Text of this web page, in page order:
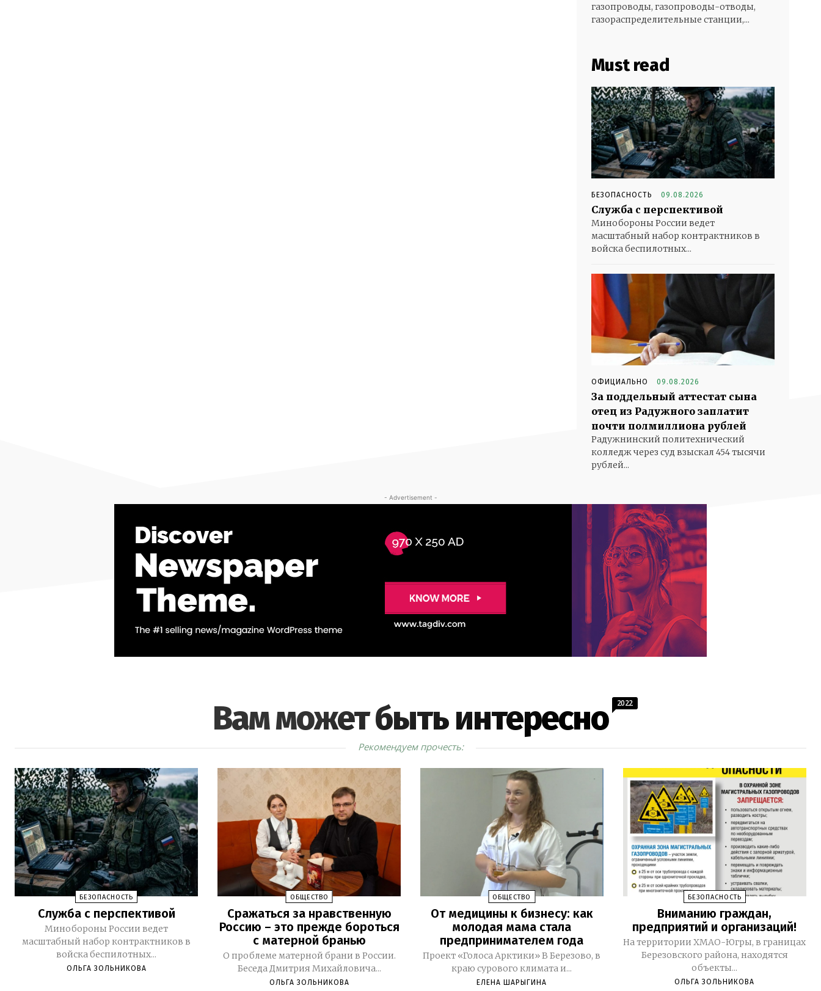
газопроводы, газопроводы-отводы,
газораспределительные станции,...
Must read
БЕЗОПАСНОСТЬ 09.08.2026
Служба с перспективой
Минобороны России ведет
масштабный набор контрактников в
войска беспилотных...
ОФИЦИАЛЬНО 09.08.2026
За поддельный аттестат сына
отец из Радужного заплатит
почти полмиллиона рублей
Радужнинский политехнический
колледж через суд взыскал 454 тысячи
рублей...
- Advertisement -
Вам может быть интересно 2022
Рекомендуем прочесть:
БЕЗОПАСНОСТЬ
Служба с перспективой
Минобороны России ведет
масштабный набор контрактников в
войска беспилотных...
ОЛЬГА ЗОЛЬНИКОВА
ОБЩЕСТВО
Сражаться за нравственную
Россию – это прежде бороться
с матерной бранью
О проблеме матерной брани в России.
Беседа Дмитрия Михайловича...
ОЛЬГА ЗОЛЬНИКОВА
ОБЩЕСТВО
От медицины к бизнесу: как
молодая мама стала
предпринимателем года
Проект «Голоса Арктики» В Березово, в
краю сурового климата и...
ЕЛЕНА ШАРЫГИНА
БЕЗОПАСНОСТЬ
Вниманию граждан,
предприятий и организаций!
На территории ХМАО-Югры, в границах
Березовского района, находятся
объекты...
ОЛЬГА ЗОЛЬНИКОВА